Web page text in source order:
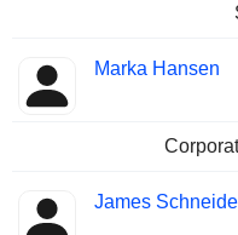
Marka Hansen
James